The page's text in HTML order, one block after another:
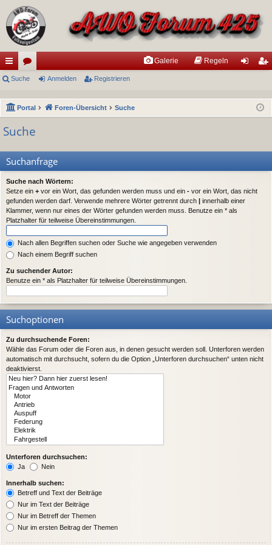
ch
ne
llz
ug
riff
or
en
Galerie Regeln
m
el
n
ist
rie
n
Suche Anmelden Registrieren
Portal Foren-Übersicht Suche
Suche
Suchanfrage
Suche nach Wörtern:
Setze ein + vor ein Wort, das gefunden werden muss und ein - vor ein Wort, das nicht
gefunden werden darf. Verwende mehrere Wörter getrennt durch | innerhalb einer
Klammer, wenn nur eines der Wörter gefunden werden muss. Benutze ein * als
Platzhalter für teilweise Übereinstimmungen.
Nach allen Begriffen suchen oder Suche wie angegeben verwenden
Nach einem Begriff suchen
Zu suchender Autor:
Benutze ein * als Platzhalter für teilweise Übereinstimmungen.
Suchoptionen
Zu durchsuchende Foren:
Wähle das Forum oder die Foren aus, in denen gesucht werden soll. Unterforen werden
automatisch mit durchsucht, sofern du die Option „Unterforen durchsuchen“ unten nicht
deaktivierst.
Unterforen durchsuchen:
Ja
Nein
Innerhalb suchen:
Betreff und Text der Beiträge
Nur im Text der Beiträge
Nur im Betreff der Themen
Nur im ersten Beitrag der Themen